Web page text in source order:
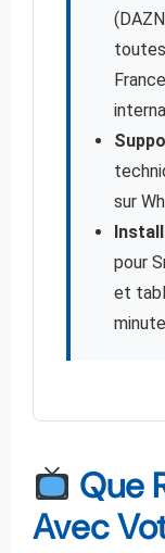
sur
pour
et
Que
Avec